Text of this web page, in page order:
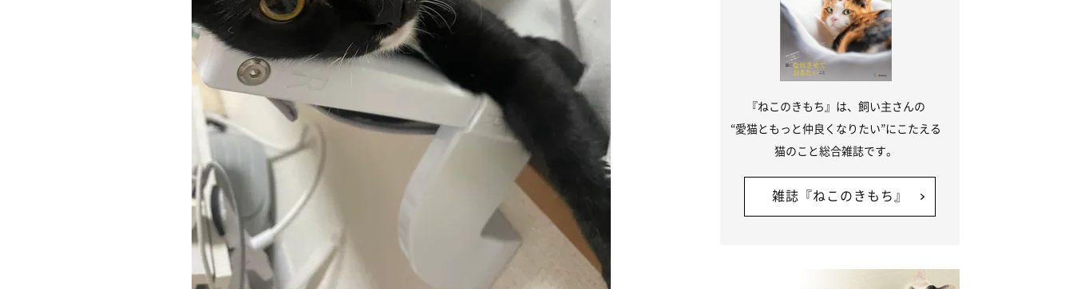
『ねこのきもち』は、飼い主さんの
“愛猫ともっと仲良くなりたい”にこたえる
猫のこと総合雑誌です。
雑誌『ねこのきもち』